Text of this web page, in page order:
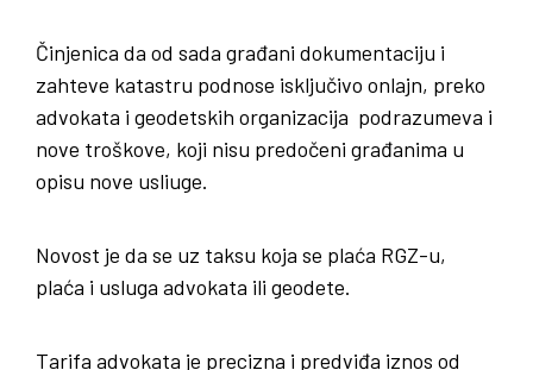
Činjenica da od sada građani dokumentaciju i
zahteve katastru podnose isključivo onlajn, preko
advokata i geodetskih organizacija podrazumeva i
nove troškove, koji nisu predočeni građanima u
opisu nove usliuge.
Novost je da se uz taksu koja se plaća RGZ-u,
plaća i usluga advokata ili geodete.
Tarifa advokata je precizna i predviđa iznos od